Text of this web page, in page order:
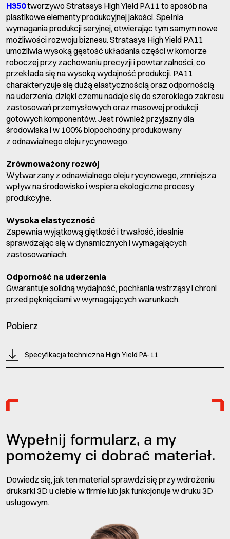
H350tworzywo Stratasys High Yield PA11 to sposób na
plastikowe elementy produkcyjnej jakości. Spełnia
wymagania produkcji seryjnej, otwierając tym samym nowe
możliwości rozwoju biznesu. Stratasys High Yield PA11
umożliwia wysoką gęstość układania części w komorze
roboczej przy zachowaniu precyzji i powtarzalności, co
przekłada się na wysoką wydajność produkcji. PA11
charakteryzuje się dużą elastycznością oraz odpornością
na uderzenia, dzięki czemu nadaje się do szerokiego zakresu
zastosowań przemysłowych oraz masowej produkcji
gotowych komponentów. Jest również przyjazny dla
środowiska i w 100% biopochodny, produkowany
z odnawialnego oleju rycynowego.
Zrównoważony rozwój
Wytwarzany z odnawialnego oleju rycynowego, zmniejsza
wpływ na środowisko i wspiera ekologiczne procesy
produkcyjne.
Wysoka elastyczność
Zapewnia wyjątkową giętkość i trwałość, idealnie
sprawdzając się w dynamicznych i wymagających
zastosowaniach.
Odporność na uderzenia
Gwarantuje solidną wydajność, pochłania wstrząsy i chroni
przed pęknięciami w wymagających warunkach.
Pobierz
Specyfikacja techniczna High Yield PA-11
Wypełnij formularz, a my
pomożemy ci dobrać materiał.
Dowiedz się, jak ten materiał sprawdzi się przy wdrożeniu
drukarki 3D u ciebie w firmie lub jak funkcjonuje w druku 3D
usługowym.